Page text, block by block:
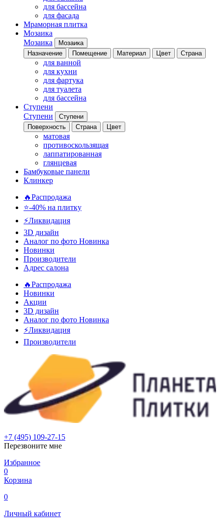
для бассейна
для фасада
Мраморная плитка
Мозаика
Мозаика
Мозаика
Назначение
Помещение Материал Цвет Страна
для ванной
для кухни
для фартука
для туалета
для бассейна
Ступени
Ступени
Ступени
Поверхность
Страна Цвет
матовая
противоскользящая
лаппатированная
глянцевая
Бамбуковые панели
Клинкер
🔥Распродажа
⭐-40% на плитку
⚡️Ликвидация
3D дизайн
Аналог по фото Новинка
Новинки
Производители
Адрес салона
🔥Распродажа
Новинки
Акции
3D дизайн
Аналог по фото Новинка
⚡Ликвидация
Производители
+7 (495) 109-27-15
Перезвоните мне
Избранное
0
Корзина
0
Личный кабинет